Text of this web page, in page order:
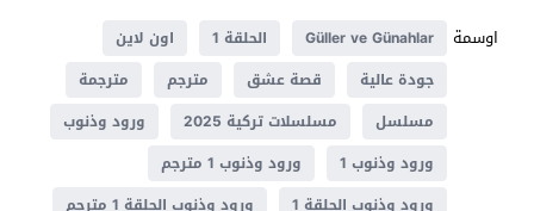
اوسمة
Güller ve Günahlar الحلقة 1
اون لاين
جودة عالية
قصة عشق مترجم
مترجمة
مسلسل
مسلسلات تركية 2025
ورود وذنوب
ورود وذنوب 1
ورود وذنوب 1 مترجم
ورود وذنوب الحلقة 1
ورود وذنوب الحلقة 1 مترجم